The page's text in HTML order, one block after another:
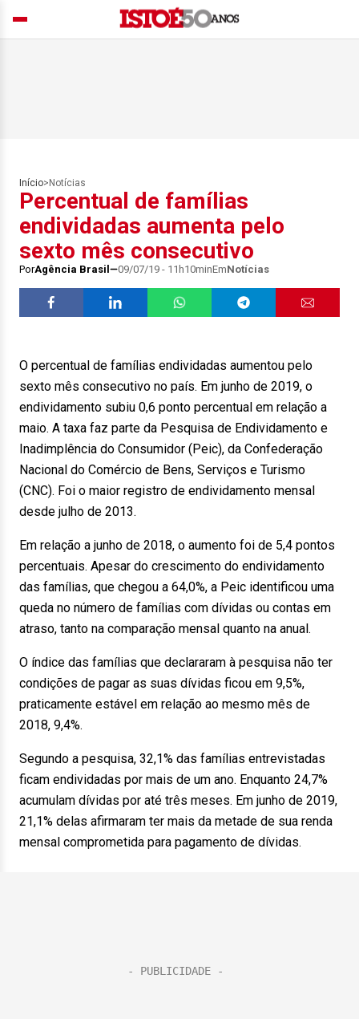
Início> Notícias
Percentual de famílias
endividadas aumenta pelo
sexto mês consecutivo
PorAgência Brasil 09/07/19 - 11h10minEmNotícias
O percentual de famílias endividadas aumentou pelo
sexto mês consecutivo no país. Em junho de 2019, o
endividamento subiu 0,6 ponto percentual em relação a
maio. A taxa faz parte da Pesquisa de Endividamento e
Inadimplência do Consumidor (Peic), da Confederação
Nacional do Comércio de Bens, Serviços e Turismo
(CNC). Foi o maior registro de endividamento mensal
desde julho de 2013.
Em relação a junho de 2018, o aumento foi de 5,4 pontos
percentuais. Apesar do crescimento do endividamento
das famílias, que chegou a 64,0%, a Peic identificou uma
queda no número de famílias com dívidas ou contas em
atraso, tanto na comparação mensal quanto na anual.
O índice das famílias que declararam à pesquisa não ter
condições de pagar as suas dívidas ficou em 9,5%,
praticamente estável em relação ao mesmo mês de
2018, 9,4%.
Segundo a pesquisa, 32,1% das famílias entrevistadas
ficam endividadas por mais de um ano. Enquanto 24,7%
acumulam dívidas por até três meses. Em junho de 2019,
21,1% delas afirmaram ter mais da metade de sua renda
mensal comprometida para pagamento de dívidas.